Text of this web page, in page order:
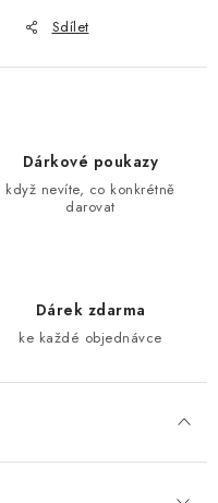
Sdílet
Dárkové poukazy
když nevíte, co konkrétně
darovat
Dárek zdarma
ke každé objednávce